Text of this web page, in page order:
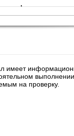
на проверку.